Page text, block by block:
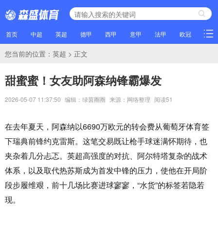
首页 中超 英超 德甲 西甲 意甲 法甲 欧冠 NBA
您当前的位置： 英超 > 正文
甜蜜蜜！女友助阿森纳锋霸爆发
2026-05-07 11:37:50 编辑：绿茵圈圈 来源：网络整理 阅读51
在去年夏天，阿森纳以6690万欧元的转会费从葡萄牙体育签
下瑞典前锋约克雷斯。这笔交易既让枪手球迷满怀期待，也
夹杂着几分忐忑。英超高强度的对抗、阿尔特塔复杂的战术
体系，以及取代热苏斯成为首发中锋的压力，使他在开局阶
段步履维艰，前十几场比赛进球寥寥，“水货”的标签若隐若
现。